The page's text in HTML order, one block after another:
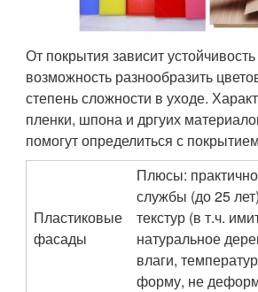
От покрытия зависит
возможность разнообразить
степень сложности в уходе.
пленки, шпона и дргуих
помогут определиться с
Пластиковые
фасады
Плюсы:
службы (до 25
текстур (в т.ч.
натуральное
влаги,
форму, не